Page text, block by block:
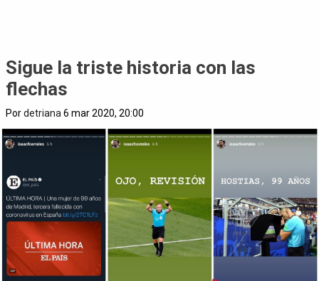
Sigue la triste historia con las
flechas
Pordetriana6 mar 2020, 20:00